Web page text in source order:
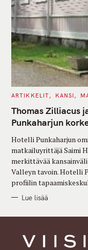
C
T
E
G
O
I
E
S
ARTIKKELIT KANSI
Thomas Zilliacus
Punkaharjun
Hotelli Punkaharjun
matkailuyrittäjä Saimi
merkittävää
Valleyn tavoin. Hotelli
profiilin
Lue lisää